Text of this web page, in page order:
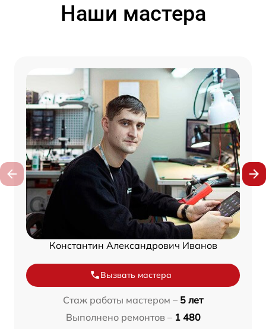
Наши мастера
Константин Александрович Иванов
Вызвать мастера
Стаж работы мастером – 5 лет
Выполнено ремонтов – 1 480